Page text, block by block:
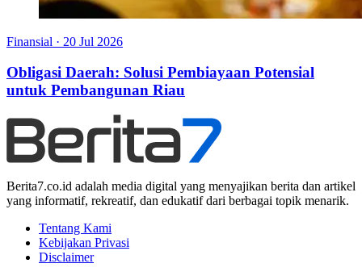
Finansial · 20 Jul 2026
Obligasi Daerah: Solusi Pembiayaan Potensial
untuk Pembangunan Riau
Berita7.co.id adalah media digital yang menyajikan berita dan artikel
yang informatif, rekreatif, dan edukatif dari berbagai topik menarik.
Tentang Kami
Kebijakan Privasi
Disclaimer